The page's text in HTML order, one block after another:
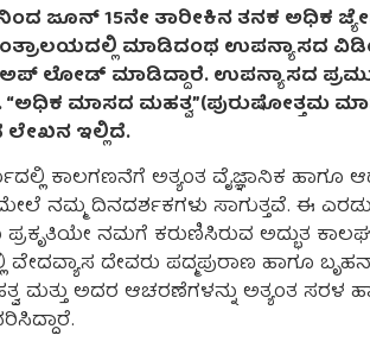
ಜೂನ್ 15ನೇ ತಾರೀಕಿನ ತನಕ ಅಧಿಕ
ಮಾಡಿದಂಥ ಉಪನ್ಯಾಸದ
ಲೋಡ್ ಮಾಡಿದ್ದಾರೆ. ಉಪನ್ಯಾಸದ
“ಅಧಿಕ ಮಾಸದ ಮಹತ್ವ”(ಪುರುಷೋತ್ತಮ
ಲೇಖನ ಇಲ್ಲಿದೆ.
ಕಾಲಗಣನೆಗೆ ಅತ್ಯಂತ ವೈಜ್ಞಾನಿಕ ಹಾಗೂ
ನಮ್ಮ ದಿನದರ್ಶಕಗಳು ಸಾಗುತ್ತವೆ. ಈ
ಪ್ರಕೃತಿಯೇ ನಮಗೆ ಕರುಣಿಸಿರುವ ಅದ್ಭುತ
ದೇವರು ಪದ್ಮಪುರಾಣ ಹಾಗೂ
ಮತ್ತು ಅದರ ಆಚರಣೆಗಳನ್ನು ಅತ್ಯಂತ ಸರಳ